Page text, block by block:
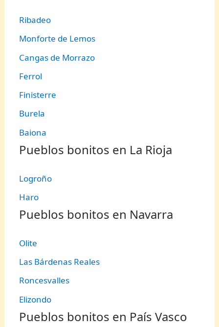
Ribadeo
Monforte de Lemos
Cangas de Morrazo
Ferrol
Finisterre
Burela
Baiona
Pueblos bonitos en La Rioja
Logroño
Haro
Pueblos bonitos en Navarra
Olite
Las Bárdenas Reales
Roncesvalles
Elizondo
Pueblos bonitos en País Vasco